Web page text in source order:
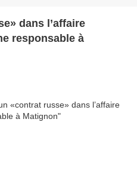
dans l’affaire
responsable à